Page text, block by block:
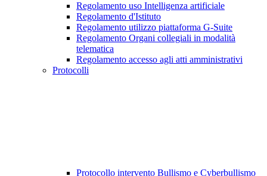
Regolamento uso Intelligenza artificiale
Regolamento d'Istituto
Regolamento utilizzo piattaforma G-Suite
Regolamento Organi collegiali in modalità
telematica
Regolamento accesso agli atti amministrativi
Protocolli
Protocollo intervento Bullismo e Cyberbullismo